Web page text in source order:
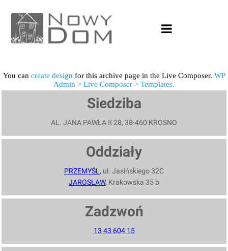
You can create design for this archive page in the Live Composer. WP
Admin > Live Composer > Templates.
Siedziba
AL. JANA PAWŁA II 28, 38-460 KROSNO
Oddziały
PRZEMYŚL , ul. Jasińskiego 32C
JAROSŁAW, Krakowska 35 b
Zadzwoń
13 43 604 15